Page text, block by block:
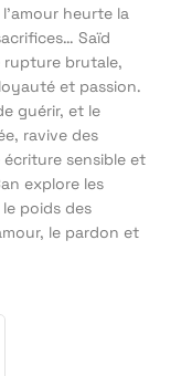
heurte la
Saïd
rupture brutale,
et passion.
guérir, et le
ravive des
sensible et
explore les
poids des
le pardon et